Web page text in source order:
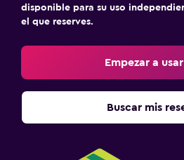
disponible para su uso
el que reserves.
Empezar a
Buscar mis